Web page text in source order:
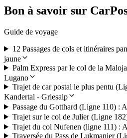
Bon à savoir sur
Guide de voyage
12 Passages de cols et itinéraires
jaune
Palm Express par le col de la
Lugano
Trajet de car postal le plus pentu
Kandertal - Griesalp
Passage du Gotthard (Ligne 110) :
Trajet sur le col de Julier (Ligne
Trajet du col Nufenen (ligne 111) :
Traversée du Pass de Lukmanier